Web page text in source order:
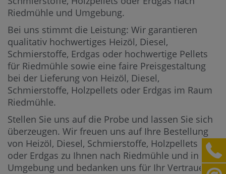
Riedmühle und Umgebung.
Bei uns stimmt die Leistung: Wir garantieren
qualitativ hochwertiges Heizöl, Diesel,
Schmierstoffe, Erdgas oder hochwertige Pellets
für Riedmühle sowie eine faire Preisgestaltung
bei der Lieferung von Heizöl, Diesel,
Schmierstoffe, Holzpellets oder Erdgas im Raum
Riedmühle.
Stellen Sie uns auf die Probe und lassen Sie sich
überzeugen. Wir freuen uns auf Ihre Bestellung
von Heizöl, Diesel, Schmierstoffe, Holzpellets
oder Erdgas zu Ihnen nach Riedmühle und in die
Umgebung und bedanken uns für Ihr Vertrauen.